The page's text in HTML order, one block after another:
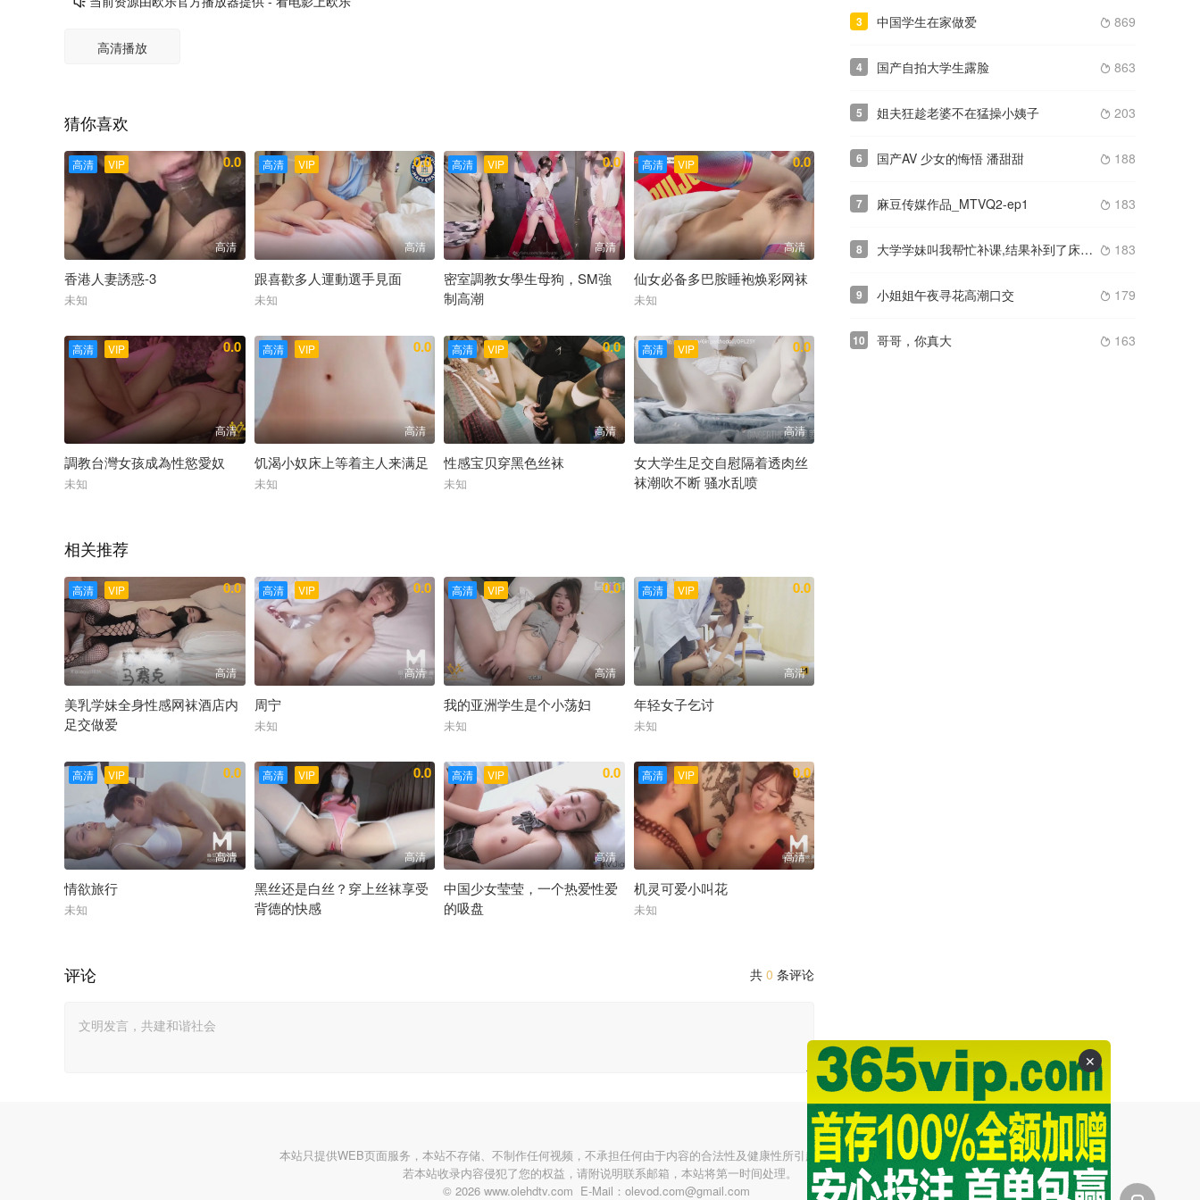
高清播放
猜你喜欢
VIP
高清 0.0
高清
香港人妻誘惑-3
未知
VIP
高清 0.0
高清
跟喜歡多人運動選手見面
未知
VIP
高清 0.0
高清
密室調教女學生母狗，SM強
制高潮
VIP
高清 0.0
高清
仙女必备多巴胺睡袍焕彩网袜
未知
VIP
高清 0.0
高清
調教台灣女孩成為性慾愛奴
未知
VIP
高清 0.0
高清
饥渴小奴床上等着主人来满足
未知
VIP
高清 0.0
高清
性感宝贝穿黑色丝袜
未知
VIP
高清 0.0
高清
女大学生足交自慰隔着透肉丝
袜潮吹不断 骚水乱喷
相关推荐
VIP
高清 0.0
高清
美乳学妹全身性感网袜酒店内
足交做爱
VIP
高清 0.0
高清
周宁
未知
VIP
高清 0.0
高清
我的亚洲学生是个小荡妇
未知
VIP
高清 0.0
高清
年轻女子乞讨
未知
VIP
高清 0.0
高清
情欲旅行
未知
VIP
高清 0.0
高清
黑丝还是白丝？穿上丝袜享受
背德的快感
VIP
高清 0.0
高清
中国少女莹莹，一个热爱性爱
的吸盘
VIP
高清 0.0
高清
机灵可爱小叫花
未知
共 0 条评论
评论
3  869
中国学生在家做爱
4  863
国产自拍大学生露脸
5  203
姐夫狂趁老婆不在猛操小姨子
6  188
国产AV 少女的悔悟 潘甜甜
7  183
麻豆传媒作品_MTVQ2-ep1
8  183
大学学妹叫我帮忙补课,结果补到了床上草B 对白淫荡
9  179
小姐姐午夜寻花高潮口交
10  163
哥哥，你真大
✕
本站只提供WEB页面服务，本站不存储、不制作任何视频，不承担任何由于内容的合法性及健康性所引起的争议和法律责任。
若本站收录内容侵犯了您的权益，请附说明联系邮箱，本站将第一时间处理。
© 2026 www.olehdtv.com E-Mail：olevod.com@gmail.com